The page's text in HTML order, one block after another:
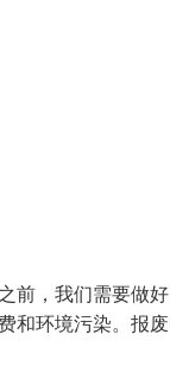
前，我们需要做
和环境污染。报